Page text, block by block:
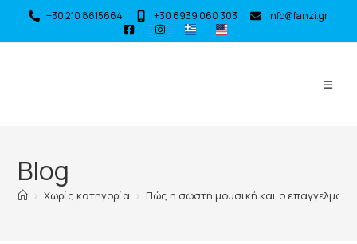
+30 210 8615664 +30 6939 060 303 info@fanzi.gr
Blog
> Χωρίς κατηγορία > Πώς η σωστή μουσική και ο